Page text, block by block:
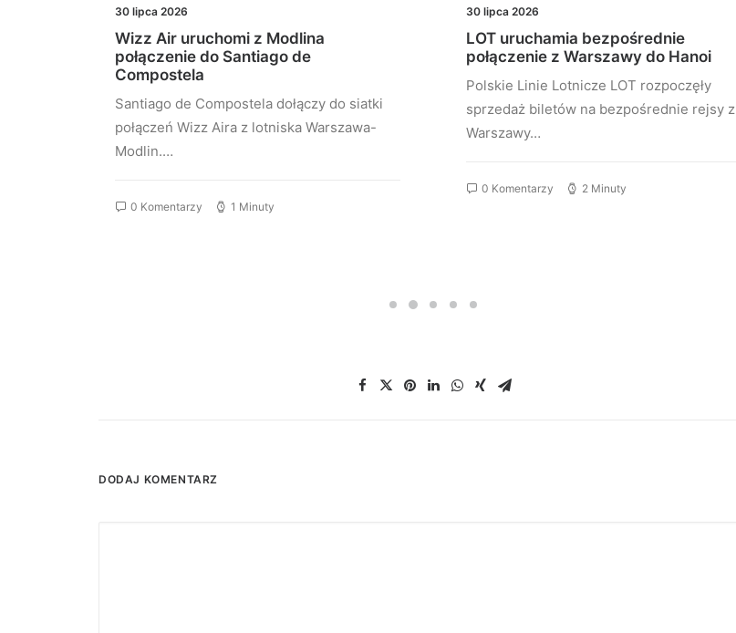
30 lipca 2026
Wizz Air uruchomi z Modlina
połączenie do Santiago de
Compostela
Santiago de Compostela dołączy do siatki
połączeń Wizz Aira z lotniska Warszawa-
Modlin.…
0 Komentarzy 1 Minuty
30 lipca 2026
LOT uruchamia bezpośrednie
połączenie z Warszawy do Hanoi
Polskie Linie Lotnicze LOT rozpoczęły
sprzedaż biletów na bezpośrednie rejsy z
Warszawy…
0 Komentarzy 2 Minuty
DODAJ KOMENTARZ